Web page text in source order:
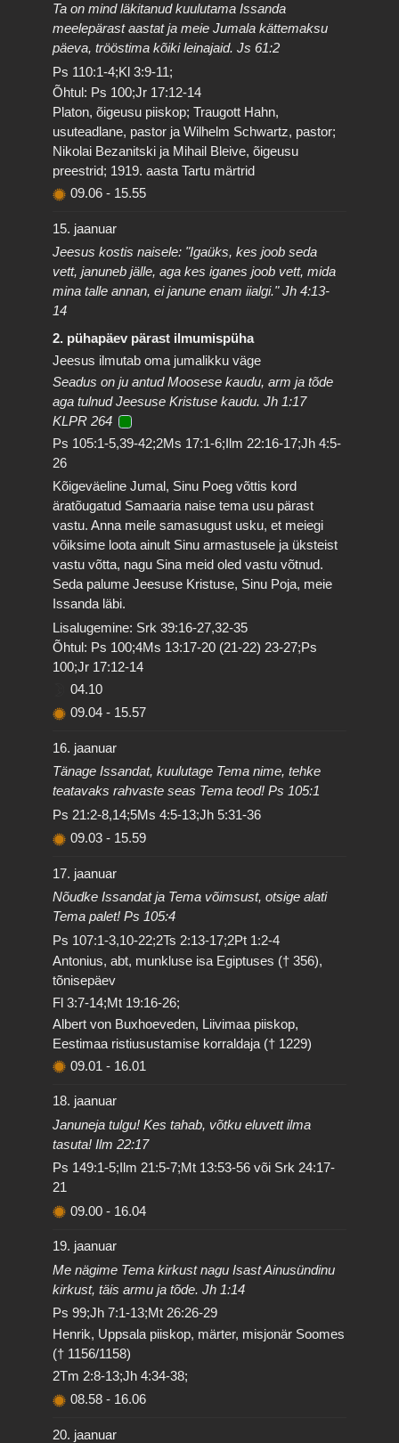
Ta on mind läkitanud kuulutama Issanda
meelepärast aastat ja meie Jumala kättemaksu
päeva, trööstima kõiki leinajaid. Js 61:2
Ps 110:1-4;Kl 3:9-11;
Õhtul: Ps 100;Jr 17:12-14
Platon, õigeusu piiskop; Traugott Hahn,
usuteadlane, pastor ja Wilhelm Schwartz, pastor;
Nikolai Bezanitski ja Mihail Bleive, õigeusu
preestrid; 1919. aasta Tartu märtrid
09.06 - 15.55
15. jaanuar
Jeesus kostis naisele: "Igaüks, kes joob seda
vett, januneb jälle, aga kes iganes joob vett, mida
mina talle annan, ei janune enam iialgi." Jh 4:13-
14
2. pühapäev pärast ilmumispüha
Jeesus ilmutab oma jumalikku väge
Seadus on ju antud Moosese kaudu, arm ja tõde
aga tulnud Jeesuse Kristuse kaudu. Jh 1:17
KLPR 264
Ps 105:1-5,39-42;2Ms 17:1-6;Ilm 22:16-17;Jh 4:5-
26
Kõigeväeline Jumal, Sinu Poeg võttis kord
äratõugatud Samaaria naise tema usu pärast
vastu. Anna meile samasugust usku, et meiegi
võiksime loota ainult Sinu armastusele ja üksteist
vastu võtta, nagu Sina meid oled vastu võtnud.
Seda palume Jeesuse Kristuse, Sinu Poja, meie
Issanda läbi.
Lisalugemine: Srk 39:16-27,32-35
Õhtul: Ps 100;4Ms 13:17-20 (21-22) 23-27;Ps
100;Jr 17:12-14
04.10
09.04 - 15.57
16. jaanuar
Tänage Issandat, kuulutage Tema nime, tehke
teatavaks rahvaste seas Tema teod! Ps 105:1
Ps 21:2-8,14;5Ms 4:5-13;Jh 5:31-36
09.03 - 15.59
17. jaanuar
Nõudke Issandat ja Tema võimsust, otsige alati
Tema palet! Ps 105:4
Ps 107:1-3,10-22;2Ts 2:13-17;2Pt 1:2-4
Antonius, abt, munkluse isa Egiptuses († 356),
tõnisepäev
Fl 3:7-14;Mt 19:16-26;
Albert von Buxhoeveden, Liivimaa piiskop,
Eestimaa ristiusustamise korraldaja († 1229)
09.01 - 16.01
18. jaanuar
Januneja tulgu! Kes tahab, võtku eluvett ilma
tasuta! Ilm 22:17
Ps 149:1-5;Ilm 21:5-7;Mt 13:53-56 või Srk 24:17-
21
09.00 - 16.04
19. jaanuar
Me nägime Tema kirkust nagu Isast Ainusündinu
kirkust, täis armu ja tõde. Jh 1:14
Ps 99;Jh 7:1-13;Mt 26:26-29
Henrik, Uppsala piiskop, märter, misjonär Soomes
(† 1156/1158)
2Tm 2:8-13;Jh 4:34-38;
08.58 - 16.06
20. jaanuar